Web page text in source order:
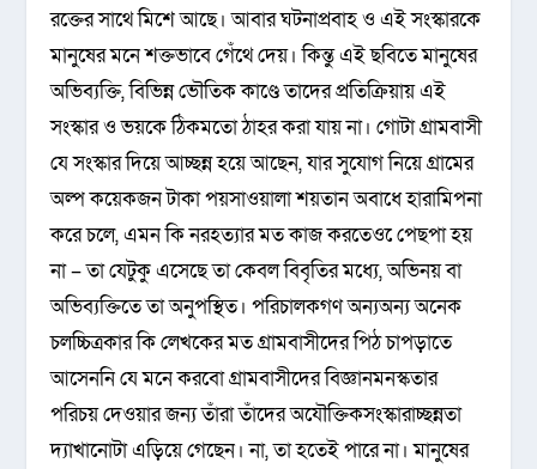
রক্তের সাথে মিশে আছে। আবার ঘটনাপ্রবাহ ও এই সংস্কারকে
মানুষের মনে শক্তভাবে গেঁথে দেয়। কিন্তু এই ছবিতে মানুষের
অভিব্যক্তি, বিভিন্ন ভৌতিক কাণ্ডে তাদের প্রতিক্রিয়ায় এই
সংস্কার ও ভয়কে ঠিকমতো ঠাহর করা যায় না। গোটা গ্রামবাসী
যে সংস্কার দিয়ে আচ্ছন্ন হয়ে আছেন, যার সুযোগ নিয়ে গ্রামের
অল্প কয়েকজন টাকা পয়সাওয়ালা শয়তান অবাধে হারামিপনা
করে চলে, এমন কি নরহত্যার মত কাজ করতেও েপেছপা হয়
না – তা যেটুকু এসেছে তা কেবল বিবৃতির মধ্যে, অভিনয় বা
অভিব্যক্তিতে তা অনুপস্থিত। পরিচালকগণ অন্যঅন্য অনেক
চলচ্চিত্রকার কি লেখকের মত গ্রামবাসীদের পিঠ চাপড়াতে
আসেননি যে মনে করবো গ্রামবাসীদের বিজ্ঞানমনস্কতার
পরিচয় দেওয়ার জন্য তাঁরা তাঁদের অযৌক্তিকসংস্কারাচ্ছন্নতা
দ্যাখানোটা এড়িয়ে গেছেন। না, তা হতেই পারে না। মানুষের